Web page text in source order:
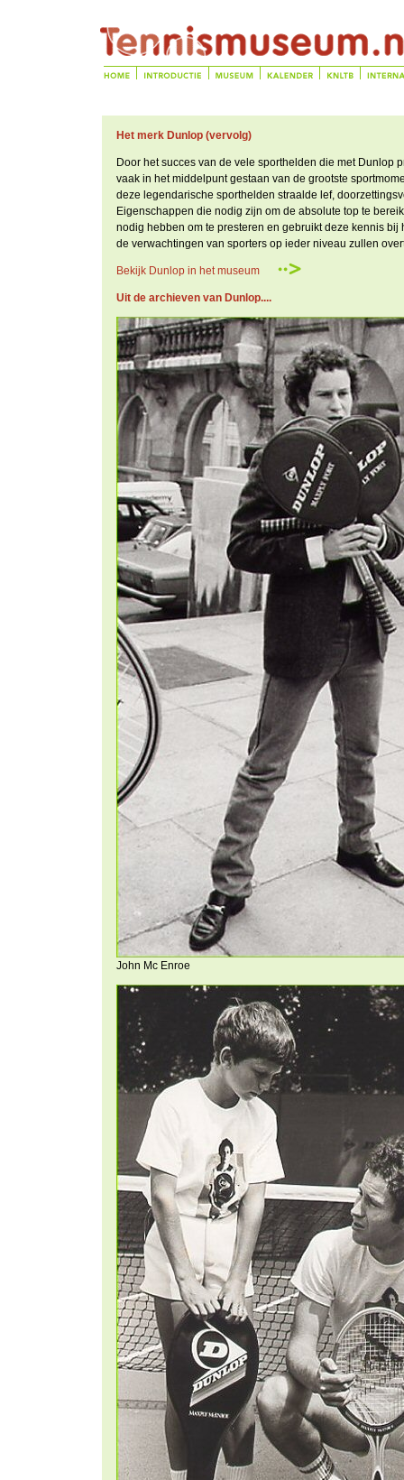
Het merk Dunlop (vervolg)
Door het succes van de vele sporthelden die met Dunlop
vaak in het middelpunt gestaan van de grootste
deze legendarische sporthelden straalde lef,
Eigenschappen die nodig zijn om de absolute top te
nodig hebben om te presteren en gebruikt deze kennis
de verwachtingen van sporters op ieder niveau zullen
Bekijk Dunlop in het museum
Uit de archieven van Dunlop....
John Mc Enroe